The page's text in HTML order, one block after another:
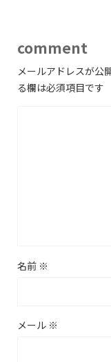
comment
メールアドレスが公
る欄は必須項目です
名前 ※
メール ※